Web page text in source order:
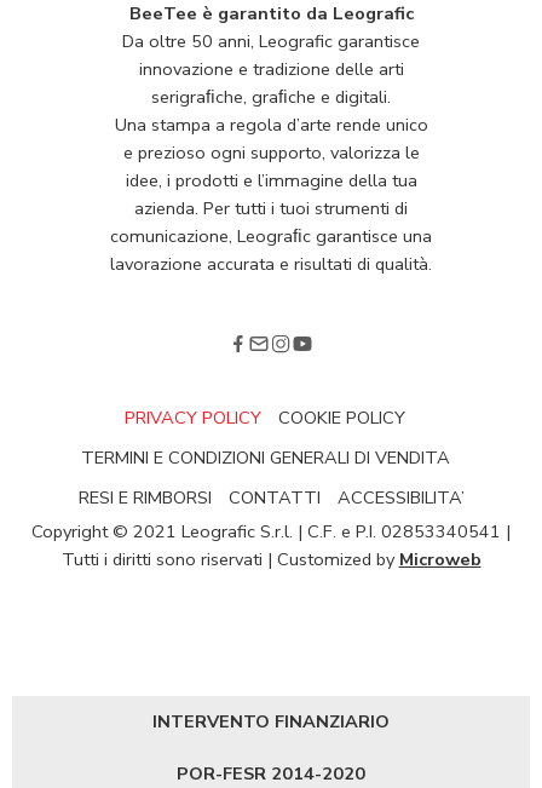
BeeTee è garantito da Leografic
Da oltre 50 anni, Leografic garantisce
innovazione e tradizione delle arti
serigraﬁche, graﬁche e digitali.
Una stampa a regola d’arte rende unico
e prezioso ogni supporto, valorizza le
idee, i prodotti e l’immagine della tua
azienda. Per tutti i tuoi strumenti di
comunicazione, Leograﬁc garantisce una
lavorazione accurata e risultati di qualità.
PRIVACY POLICY
COOKIE POLICY
TERMINI E CONDIZIONI GENERALI DI VENDITA
RESI E RIMBORSI
CONTATTI
ACCESSIBILITA’
Copyright © 2021 Leografic S.r.l. | C.F. e P.I. 02853340541 |
Tutti i diritti sono riservati | Customized by Microweb
INTERVENTO FINANZIARIO
POR-FESR 2014-2020